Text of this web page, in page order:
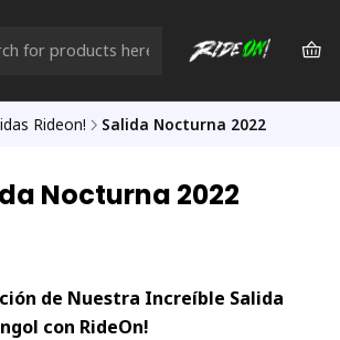
Rideon! Salida Nocturna 2022
Nocturna 2022
de Nuestra Increíble Salida
con RideOn!